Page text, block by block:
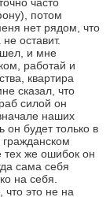
потом
нет рядом, что
оставит.
и мне
работай и
квартира
сказал, что
силой он
наших
он будет только в
тех же ошибок он
сама себя
на себя.
что это не на